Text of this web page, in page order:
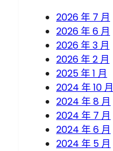
2026 年 7 月
2026 年 6 月
2026 年 3 月
2026 年 2 月
2025 年 1 月
2024 年 10 月
2024 年 8 月
2024 年 7 月
2024 年 6 月
2024 年 5 月